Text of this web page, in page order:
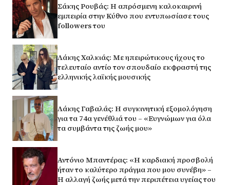
Σάκης Ρουβάς: Η απρόσμενη καλοκαιρινή
εμπειρία στην Κύθνο που εντυπωσίασε τους
followers του
Λάκης Χαλκιάς: Με ηπειρώτικους ήχους το
τελευταίο αντίο τον σπουδαίο εκφραστή της
ελληνικής λαϊκής μουσικής
Λάκης Γαβαλάς: Η συγκινητική εξομολόγηση
για τα 74α γενέθλιά του – «Ευγνώμων για όλα
τα συμβάντα της ζωής μου»
Αντόνιο Μπαντέρας: «Η καρδιακή προσβολή
ήταν το καλύτερο πράγμα που μου συνέβη» –
Η αλλαγή ζωής μετά την περιπέτεια υγείας του